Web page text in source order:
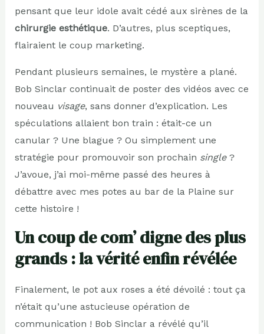
pensant que leur idole avait cédé aux sirènes de la
chirurgie esthétique. D’autres, plus sceptiques,
flairaient le coup marketing.
Pendant plusieurs semaines, le mystère a plané.
Bob Sinclar continuait de poster des vidéos avec ce
nouveau visage, sans donner d’explication. Les
spéculations allaient bon train : était-ce un
canular ? Une blague ? Ou simplement une
stratégie pour promouvoir son prochain single?
J’avoue, j’ai moi-même passé des heures à
débattre avec mes potes au bar de la Plaine sur
cette histoire !
Un coup de com’ digne des plus
grands : la vérité enfin révélée
Finalement, le pot aux roses a été dévoilé : tout ça
n’était qu’une astucieuse opération de
communication ! Bob Sinclar a révélé qu’il